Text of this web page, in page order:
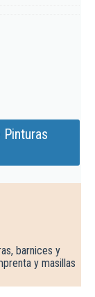
barnices y
y masillas